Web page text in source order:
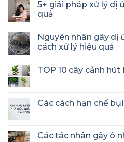
5+ giải pháp xử lý dị
quả
Nguyên nhân gây dị
cách xử lý hiệu quả
TOP 10 cây cảnh
Các cách hạn chế
Các tác nhân gây ô